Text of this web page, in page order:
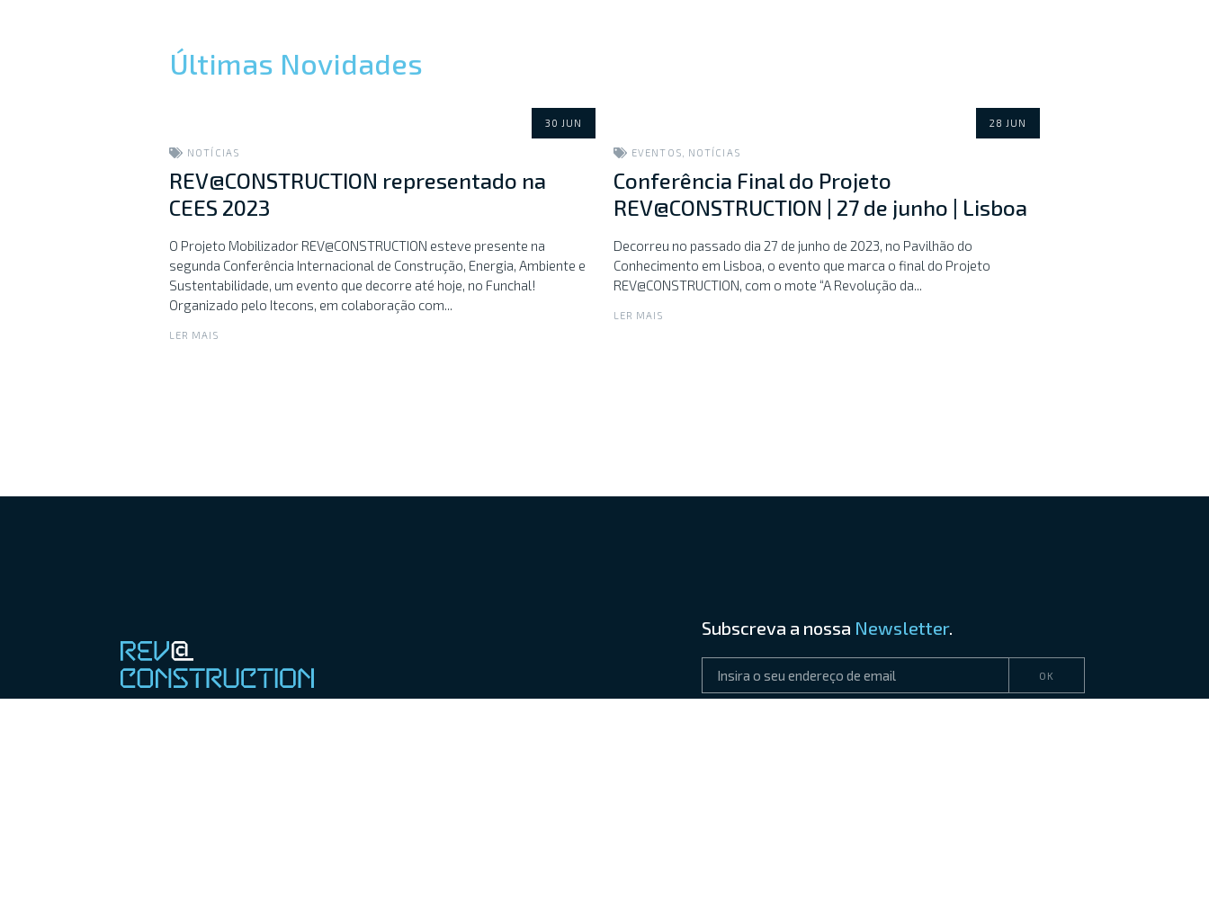
Últimas Novidades
30 JUN
NOTÍCIAS
REV@CONSTRUCTION representado na
CEES 2023
O Projeto Mobilizador REV@CONSTRUCTION esteve presente na
segunda Conferência Internacional de Construção, Energia, Ambiente e
Sustentabilidade, um evento que decorre até hoje, no Funchal!
Organizado pelo Itecons, em colaboração com...
LER MAIS
28 JUN
EVENTOS NOTÍCIAS
Conferência Final do Projeto
REV@CONSTRUCTION | 27 de junho | Lisboa
Decorreu no passado dia 27 de junho de 2023, no Pavilhão do
Conhecimento em Lisboa, o evento que marca o final do Projeto
REV@CONSTRUCTION, com o mote “A Revolução da...
LER MAIS
Subscreva a nossa Newsletter.
OK